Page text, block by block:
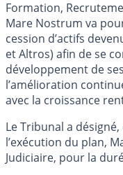
Formation,
Mare Nostrum va
cession d’actifs
et Altros) afin de se
développement de
l’amélioration
avec la croissance
Le Tribunal a
l’exécution du plan,
Judiciaire, pour la